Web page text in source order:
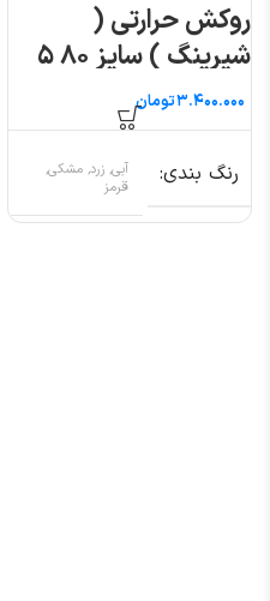
روکش حرارتی (
شیرینگ ) سایز ۸۰ ۵
متری
تومان
رنگ بندی
آبی, زرد, مشکی,
قرمز